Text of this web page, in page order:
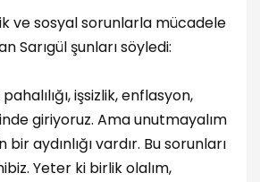
ve sosyal sorunlarla mücadele
Sarıgül şunları söyledi:
işsizlik, enflasyon,
giriyoruz. Ama unutmayalım
aydınlığı vardır. Bu sorunları
Yeter ki birlik olalım,